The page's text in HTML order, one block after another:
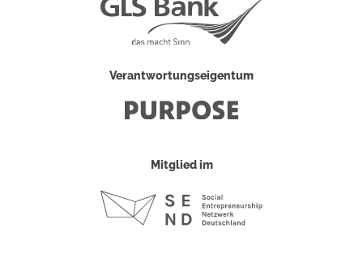
Verantwortungseigentum
Mitglied im